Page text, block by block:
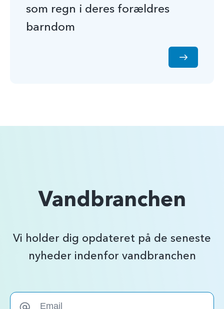
som regn i deres forældres
barndom
Vandbranchen
Vi holder dig opdateret på de seneste
nyheder indenfor vandbranchen